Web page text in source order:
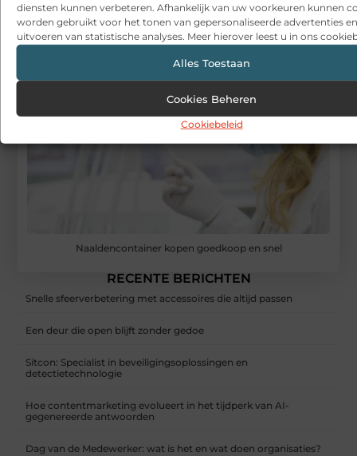
diensten kunnen verbeteren. Afhankelijk van uw voorkeuren kunnen
worden gebruikt voor het tonen van gepersonaliseerde advertenties
uitvoeren van statistische analyses. Meer hierover leest u in ons
Alles Toestaan
Cookies Beheren
Cookiebeleid
Naaldencontainer kopen goedkoop en snel
RECENTE BERICHTEN
Snelle sfeerverbetering met accessoires die altijd passen
Een deur die open blijft zonder gedoe
Sitcon: Specialist in beveiligingsoplossingen en
detectietechnologie
Hoe contentmarketing evolueert in het tijdperk van AI-
gegenereerde antwoorden
Dag van de Medewerker: wat is het en wat doen organisaties?